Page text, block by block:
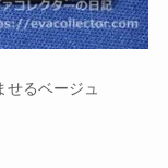
せるベージュ